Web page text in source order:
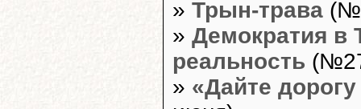
» Трын-трава
» Демократия
реальность
» «Дайте